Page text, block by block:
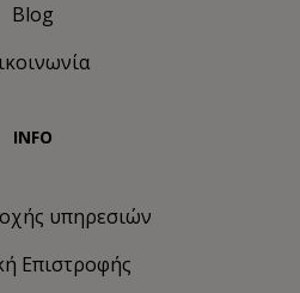
Blog
INFO
υπηρεσιών
Eπιστροφής